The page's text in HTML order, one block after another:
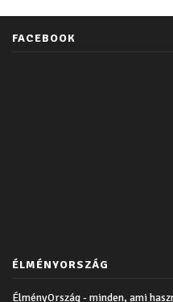
FACEBOOK
ÉLMÉNYORSZÁG
ÉlményOrszág - minden, ami